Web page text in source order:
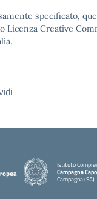
specificato,
Licenza Creative
Istituto
Campagna
Campagna (SA)